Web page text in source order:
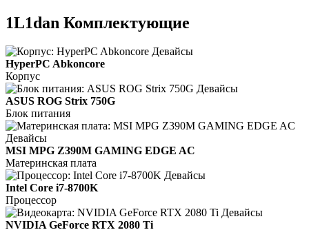
1L1dan Комплектующие
HyperPC Abkoncore
Корпус
ASUS ROG Strix 750G
Блок питания
MSI MPG Z390M GAMING EDGE AC
Материнская плата
Intel Core i7-8700K
Процессор
NVIDIA GeForce RTX 2080 Ti